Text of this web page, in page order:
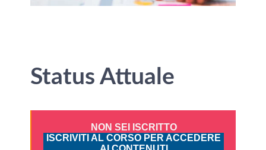
Status Attuale
NON SEI ISCRITTO
ISCRIVITI AL CORSO PER ACCEDERE